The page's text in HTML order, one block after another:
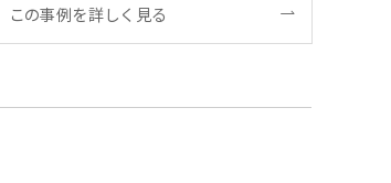
この事例を詳しく見る